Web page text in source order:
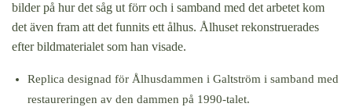
bilder på hur det såg ut förr och i samband med det arbetet kom
det även fram att det funnits ett ålhus. Ålhuset rekonstruerades
efter bildmaterialet som han visade.
Replica designad för Ålhusdammen i Galtström i samband med
restaureringen av den dammen på 1990-talet.